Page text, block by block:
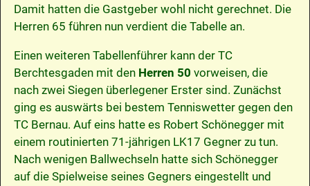
Damit hatten die Gastgeber wohl nicht gerechnet. Die
Herren 65 führen nun verdient die Tabelle an.
Einen weiteren Tabellenführer kann der TC
Berchtesgaden mit den Herren 50 vorweisen, die
nach zwei Siegen überlegener Erster sind. Zunächst
ging es auswärts bei bestem Tenniswetter gegen den
TC Bernau. Auf eins hatte es Robert Schönegger mit
einem routinierten 71-jährigen LK17 Gegner zu tun.
Nach wenigen Ballwechseln hatte sich Schönegger
auf die Spielweise seines Gegners eingestellt und